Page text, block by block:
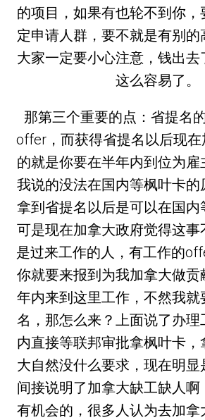
的项目，如果有也轮不到你
定申请人群，要不就是有别的
大家一定要小心注意，钱出
这么容易了。
那第三个重要的点：省提名
offer，而获得省提名以后现
的就是你要在半年内到位为雇
我说的没法在国内等枫叶卡的
拿到省提名以后是可以在国内
可是现在加拿大政府觉得这事
是过来工作的人，有工作的
你就要来报到为我加拿大做
年内来到这里工作，不然我就
名，那怎么来？上面说了办理
内直接等联邦审批拿枫叶卡
大自然没什么要求，现在明
间接说明了加拿大缺工缺人啊
有机会的，很多人认为去加拿